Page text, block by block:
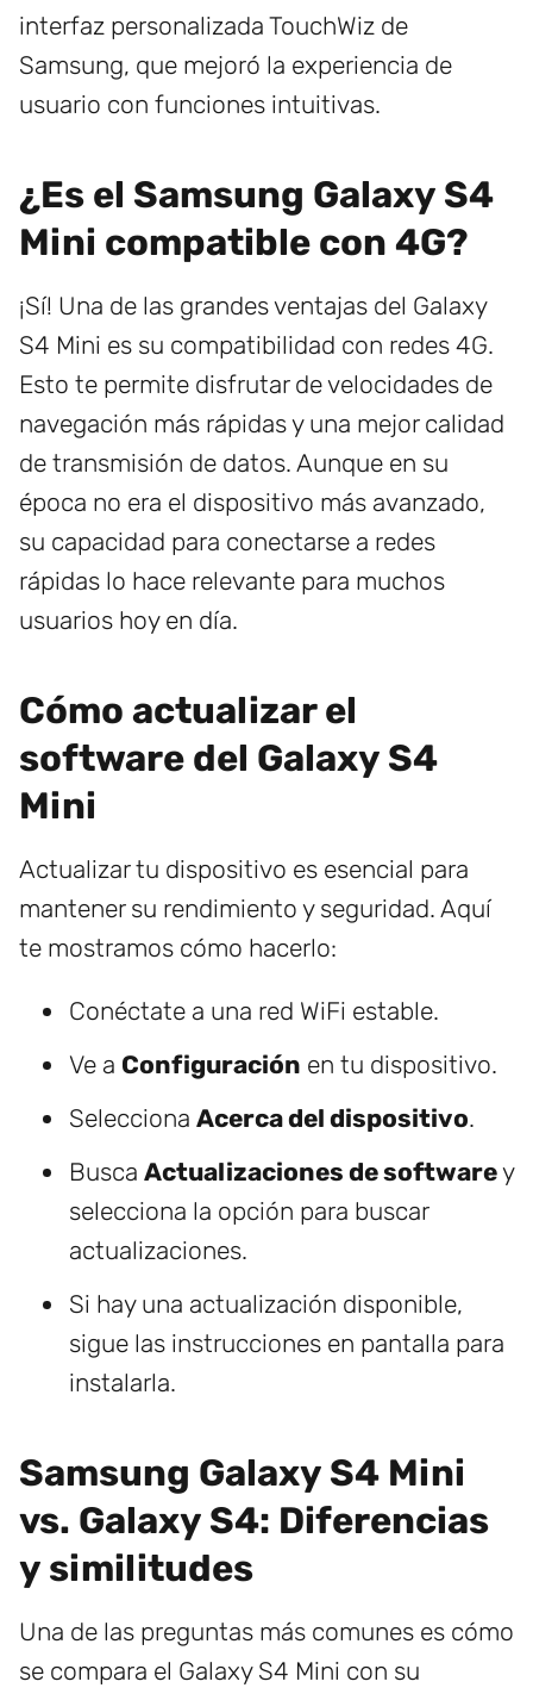
interfaz personalizada TouchWiz de
Samsung, que mejoró la experiencia de
usuario con funciones intuitivas.
¿Es el Samsung Galaxy S4
Mini compatible con 4G?
¡Sí! Una de las grandes ventajas del Galaxy
S4 Mini es su compatibilidad con redes 4G.
Esto te permite disfrutar de velocidades de
navegación más rápidas y una mejor calidad
de transmisión de datos. Aunque en su
época no era el dispositivo más avanzado,
su capacidad para conectarse a redes
rápidas lo hace relevante para muchos
usuarios hoy en día.
Cómo actualizar el
software del Galaxy S4
Mini
Actualizar tu dispositivo es esencial para
mantener su rendimiento y seguridad. Aquí
te mostramos cómo hacerlo:
Conéctate a una red WiFi estable.
Ve a Configuración en tu dispositivo.
Selecciona Acerca del dispositivo.
Busca Actualizaciones de softwarey
selecciona la opción para buscar
actualizaciones.
Si hay una actualización disponible,
sigue las instrucciones en pantalla para
instalarla.
Samsung Galaxy S4 Mini
vs. Galaxy S4: Diferencias
y similitudes
Una de las preguntas más comunes es cómo
se compara el Galaxy S4 Mini con su